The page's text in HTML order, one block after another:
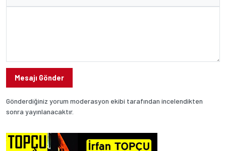
Mesajı Gönder
Gönderdiğiniz yorum moderasyon ekibi tarafından incelendikten
sonra yayınlanacaktır.